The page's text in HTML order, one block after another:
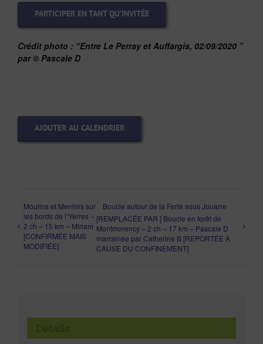
PARTICIPER EN TANT QU’INVITÉE
Crédit photo : “Entre Le Perray et Auffargis, 02/09/2020 ”
par © Pascale D
AJOUTER AU CALENDRIER
Moulins et Menhirs sur
les bords de l’Yerres –
2 ch – 15 km – Miriam
[CONFIRMÉE MAIS
MODIFIÉE]
Boucle autour de la Ferté sous Jouarre
[REMPLACÉE PAR ] Boucle en forêt de
Montmorency – 2 ch – 17 km – Pascale D
marrainée par Catherine B [REPORTÉE À
CAUSE DU CONFINEMENT]
Détails